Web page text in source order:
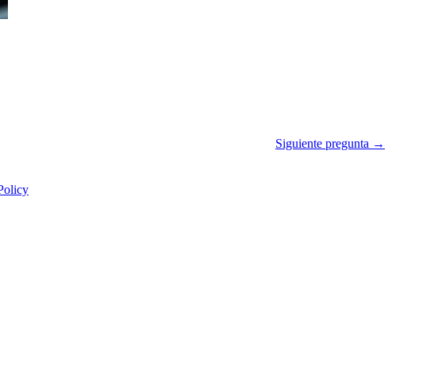
Siguiente pregunta →